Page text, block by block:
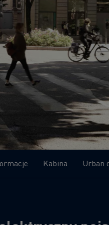
D Wide
W 100%
Poznaj
Czy
Jakie są zalety
7 kluczowych
Niezawodność
Jaki jest wpływ
Jazda
Kabina Urban